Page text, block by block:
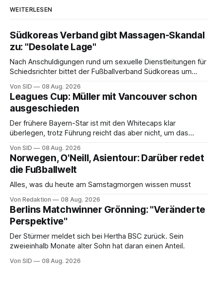
WEITERLESEN
Südkoreas Verband gibt Massagen-Skandal
zu: "Desolate Lage"
Nach Anschuldigungen rund um sexuelle Dienstleitungen für
Schiedsrichter bittet der Fußballverband Südkoreas um
Von SID 08 Aug. 2026
Leagues Cup: Müller mit Vancouver schon
ausgeschieden
Der frühere Bayern-Star ist mit den Whitecaps klar
überlegen, trotz Führung reicht das aber nicht, um das
Von SID 08 Aug. 2026
Norwegen, O'Neill, Asientour: Darüber redet
die Fußballwelt
Alles, was du heute am Samstagmorgen wissen musst
Von Redaktion 08 Aug. 2026
Berlins Matchwinner Grönning: "Veränderte
Perspektive"
Der Stürmer meldet sich bei Hertha BSC zurück. Sein
zweieinhalb Monate alter Sohn hat daran einen Anteil.
Von SID 08 Aug. 2026